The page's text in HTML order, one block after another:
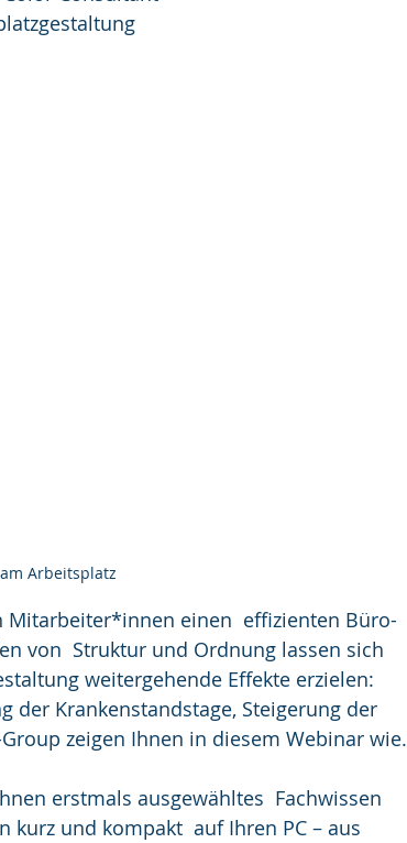
Arbeitsplatz
Mitarbeiter*innen einen  effizienten Büro-
von  Struktur und Ordnung lassen sich
weitergehende Effekte erzielen:
der Krankenstandstage, Steigerung der
zeigen Ihnen in diesem Webinar wie.
erstmals ausgewähltes  Fachwissen
kurz und kompakt  auf Ihren PC – aus